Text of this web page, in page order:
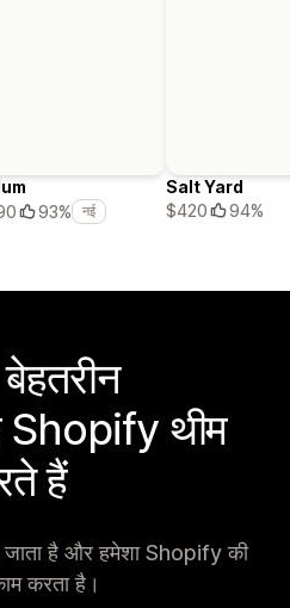
93% नई
Salt Yard
$420
94%
Shopify थीम
हैं
जाता है और हमेशा Shopify की
करता है।